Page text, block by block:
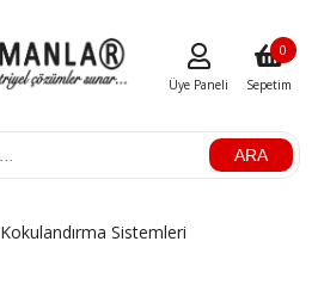
ARA
Üye Paneli Sepetim
0
Kokulandırma Sistemleri